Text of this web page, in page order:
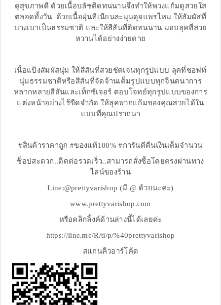
ดูสุขภาพดี ด้วยเนื้อบลัชติดทนนานจึงทำให้พวงแก้มดูสวยใส
ตลอดทั้งวัน ด้วยเนื้อฝุ่นทีเนียนละมุนดุจแพรไหม ให้สัมผัสที่
บางเบาเป็นธรรมชาติ และให้สีสันที่ติดทนนาน มอบลุคที่สวย
หวานได้อย่างง่ายดาย
เนื้อแป้งสัมผัสนุ่ม ให้สีสันที่สวยชัดเจนทุกรูปแบบ ลุคที่ชอฟท์
นุ่มธรรมชาติหรือสีสันที่จัดจ้านเต็มรูปแบบทุกจินตนาการ
หลากหลายสีสันและเท็กซ์เจอร์ ตอบโจทย์ทุกรูปแบบของการ
แต่งหน้าอย่างไร้ขีดจำกัด ให้ลุคพวกแก้มของคุณสวยได้ใน
แบบที่คุณปราถนา
#สินค้าราคาถูก #ของแท้100% #การันตีคืนเงินเต็มจำนวน
ช็อปสะดวก..ติดต่อรวดเร็ว..สามารถสั่งซื้อโดยตรงผ่านทาง
ไลน์ของร้าน
Line:@prettyvarishop (มี @ ด้วยนะคะ)
www.prettyvarishop.com
หรือคลิกลิ้งค์ด้านล่างนี้ได้เลยค่ะ
https://line.me/R/ti/p/%40prettyvarishop
สแกนคิวอาร์โค้ด